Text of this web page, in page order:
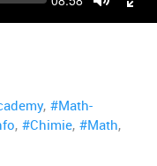
,#Math-
,#Chimie,#Math,